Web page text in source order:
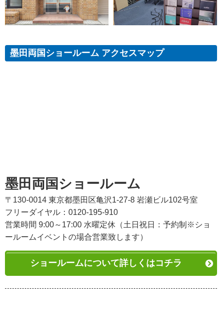
墨田両国ショールーム アクセスマップ
墨田両国ショールーム
〒130-0014 東京都墨田区亀沢1-27-8 岩瀬ビル102号室
フリーダイヤル：0120-195-910
営業時間 9:00～17:00 水曜定休（土日祝日：予約制※ショ
ールームイベントの場合営業致します）
ショールームについて詳しくはコチラ